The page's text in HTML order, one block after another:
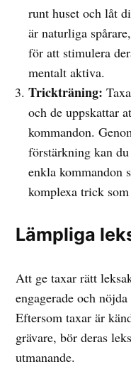
runt huset och låt
är naturliga
för att stimulera
mentalt aktiva.
Trickträning:
och de uppskattar
kommandon.
förstärkning kan
enkla kommandon
komplexa trick
Lämpliga
Att ge taxar rätt
engagerade och
Eftersom taxar är
grävare, bör deras
utmanande.